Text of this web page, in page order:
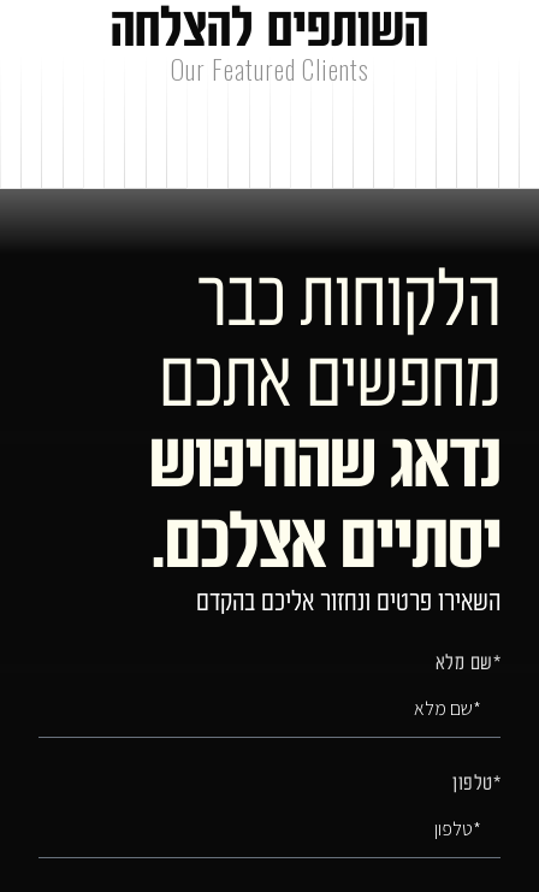
השותפים להצלחה
Our Featured Clients
הלקוחות כבר
מחפשים אתכם
נדאג שהחיפוש
יסתיים אצלכם.
השאירו פרטים ונחזור אליכם בהקדם
*שם מלא
*טלפון